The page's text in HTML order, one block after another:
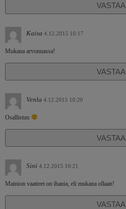
VASTAA
Kaisa 4.12.2015 10:17
Mukana arvonnassa!
VASTAA
Venla 4.12.2015 10:20
Osallistun
VASTAA
Sini 4.12.2015 10:21
Mainion vaatteet on ihania, eli mukana ollaan!
VASTAA